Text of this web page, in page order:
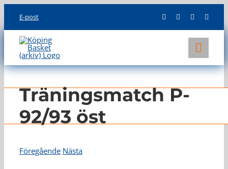
content
E-post
KLUBBEN
LAG
INFO
Träningsmatch P-
92/93 öst
Föregående Nästa